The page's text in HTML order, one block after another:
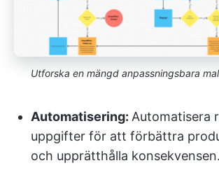
Utforska en mängd anpassningsbara
Automatisering: Automatisera
uppgifter för att förbättra
och upprätthålla konsekvensen.